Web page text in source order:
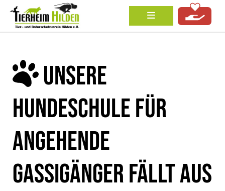
UNSERE
HUNDESCHULE FÜR
ANGEHENDE
GASSIGÄNGER FÄLLT AUS